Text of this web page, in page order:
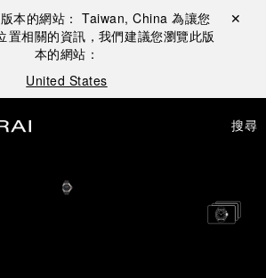
本的網站： Taiwan, China 為讓您
置相關的資訊，我們建議您瀏覽此版
本的網站：
United States
關閉 ✕
搜尋